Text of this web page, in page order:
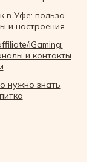
в Уфе: польза
и настроения
iGaming:
и контакты
нужно знать